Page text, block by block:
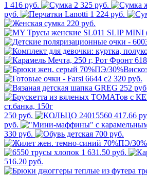
1 416 руб. 2 325 руб.
руб.
1 224 руб.
220 руб.
320 руб.
252
250 руб. 417.66
руб.
330 руб.
700 руб.
1 631.50 руб.
516.20 руб.